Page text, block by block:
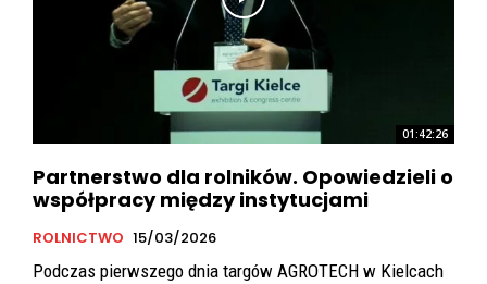
01:42:26
Partnerstwo dla rolników. Opowiedzieli o
współpracy między instytucjami
ROLNICTWO 15/03/2026
Podczas pierwszego dnia targów AGROTECH w Kielcach